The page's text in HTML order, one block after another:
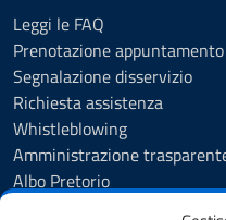
Leggi le FAQ
Prenotazione appuntamento
Segnalazione disservizio
Richiesta assistenza
Whistleblowing
Amministrazione
Albo Pretorio